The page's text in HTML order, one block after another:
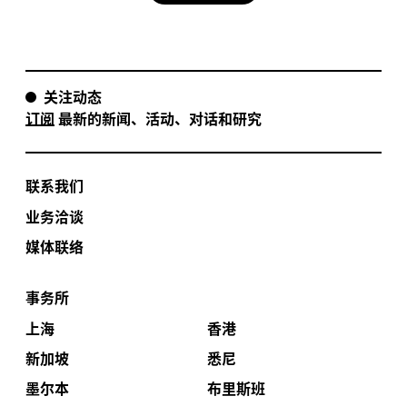
关注动态
订阅 最新的新闻、活动、对话和研究
联系我们
业务洽谈
媒体联络
事务所
上海
香港
新加坡
悉尼
墨尔本
布里斯班